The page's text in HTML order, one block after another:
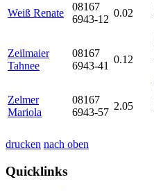
Weiß Renate
08167
6943-12
0.02
Zeilmaier
Tahnee
08167
6943-41
0.12
Zelmer
Mariola
08167
6943-57
2.05
drucken nach oben
Quicklinks